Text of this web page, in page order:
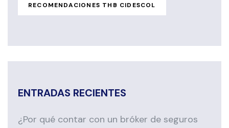
RECOMENDACIONES THB CIDESCOL
ENTRADAS RECIENTES
¿Por qué contar con un bróker de seguros